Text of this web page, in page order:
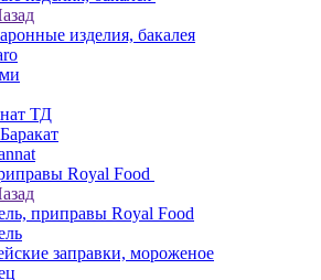
изделия, бакалея
ТД
Royal Food
приправы Royal Food
заправки, мороженое